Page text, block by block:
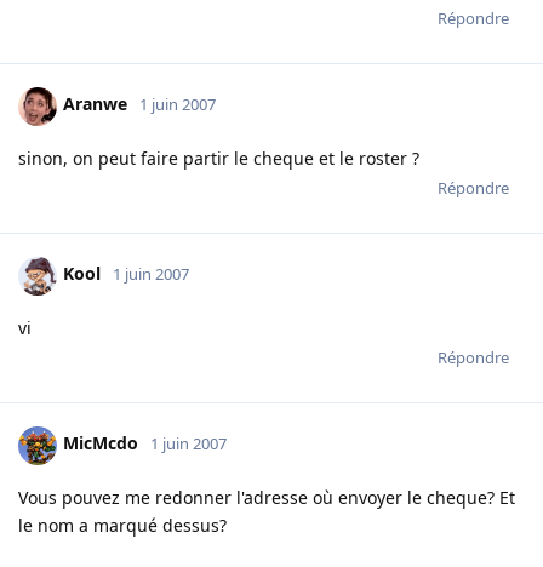
Répondre
Aranwe 1 juin 2007
sinon, on peut faire partir le cheque et le roster ?
Répondre
Kool 1 juin 2007
vi
Répondre
MicMcdo 1 juin 2007
Vous pouvez me redonner l'adresse où envoyer le cheque? Et
le nom a marqué dessus?